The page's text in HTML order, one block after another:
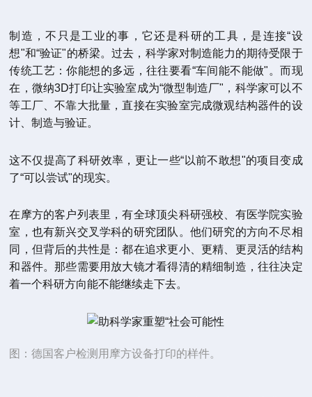
制造，不只是工业的事，它还是科研的工具，是连接“设
想"和“验证"的桥梁。过去，科学家对制造能力的期待受限于
传统工艺：你能想的多远，往往要看“车间能不能做"。而现
在，微纳3D打印让实验室成为“微型制造厂"，科学家可以不
等工厂、不靠大批量，直接在实验室完成微观结构器件的设
计、制造与验证。
这不仅提高了科研效率，更让一些“以前不敢想"的项目变成
了“可以尝试"的现实。
在摩方的客户列表里，有全球顶尖科研强校、有医学院实验
室，也有新兴交叉学科的研究团队。他们研究的方向不尽相
同，但背后的共性是：都在追求更小、更精、更灵活的结构
和器件。那些需要用放大镜才看得清的精细制造，往往决定
着一个科研方向能不能继续走下去。
图：德国客户检测用摩方设备打印的样件。